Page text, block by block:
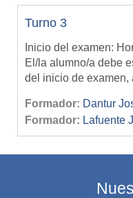
Turno 3
Inicio del examen:
El/la alumno/a debe
del inicio de examen,
El cupo máximo de
es de 30 (treinta)
Una vez completado
rendir en otro turno.-
Formador: Dantur
Formador: Lafuente